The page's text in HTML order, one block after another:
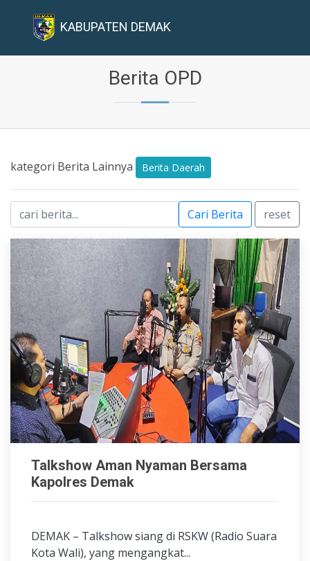
KABUPATEN DEMAK
Berita OPD
kategori Berita Lainnya Berita Daerah
Cari Berita reset
Talkshow Aman Nyaman Bersama
Kapolres Demak
DEMAK – Talkshow siang di RSKW (Radio Suara
Kota Wali), yang mengangkat...